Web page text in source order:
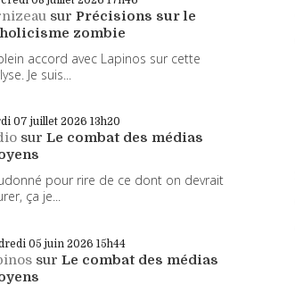
sur Précisions sur le
zombie
accord avec Lapinos sur cette
Je suis...
07 juillet 2026 13h20
sur Le combat des médias
pour rire de ce dont on devrait
ça je...
05 juin 2026 15h44
sur Le combat des médias